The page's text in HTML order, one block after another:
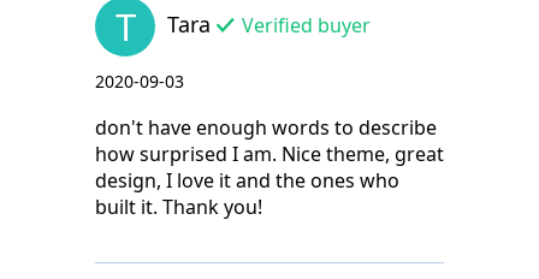
T Tara Verified buyer
2020-09-03
don't have enough words to describe
how surprised I am. Nice theme, great
design, I love it and the ones who
built it. Thank you!